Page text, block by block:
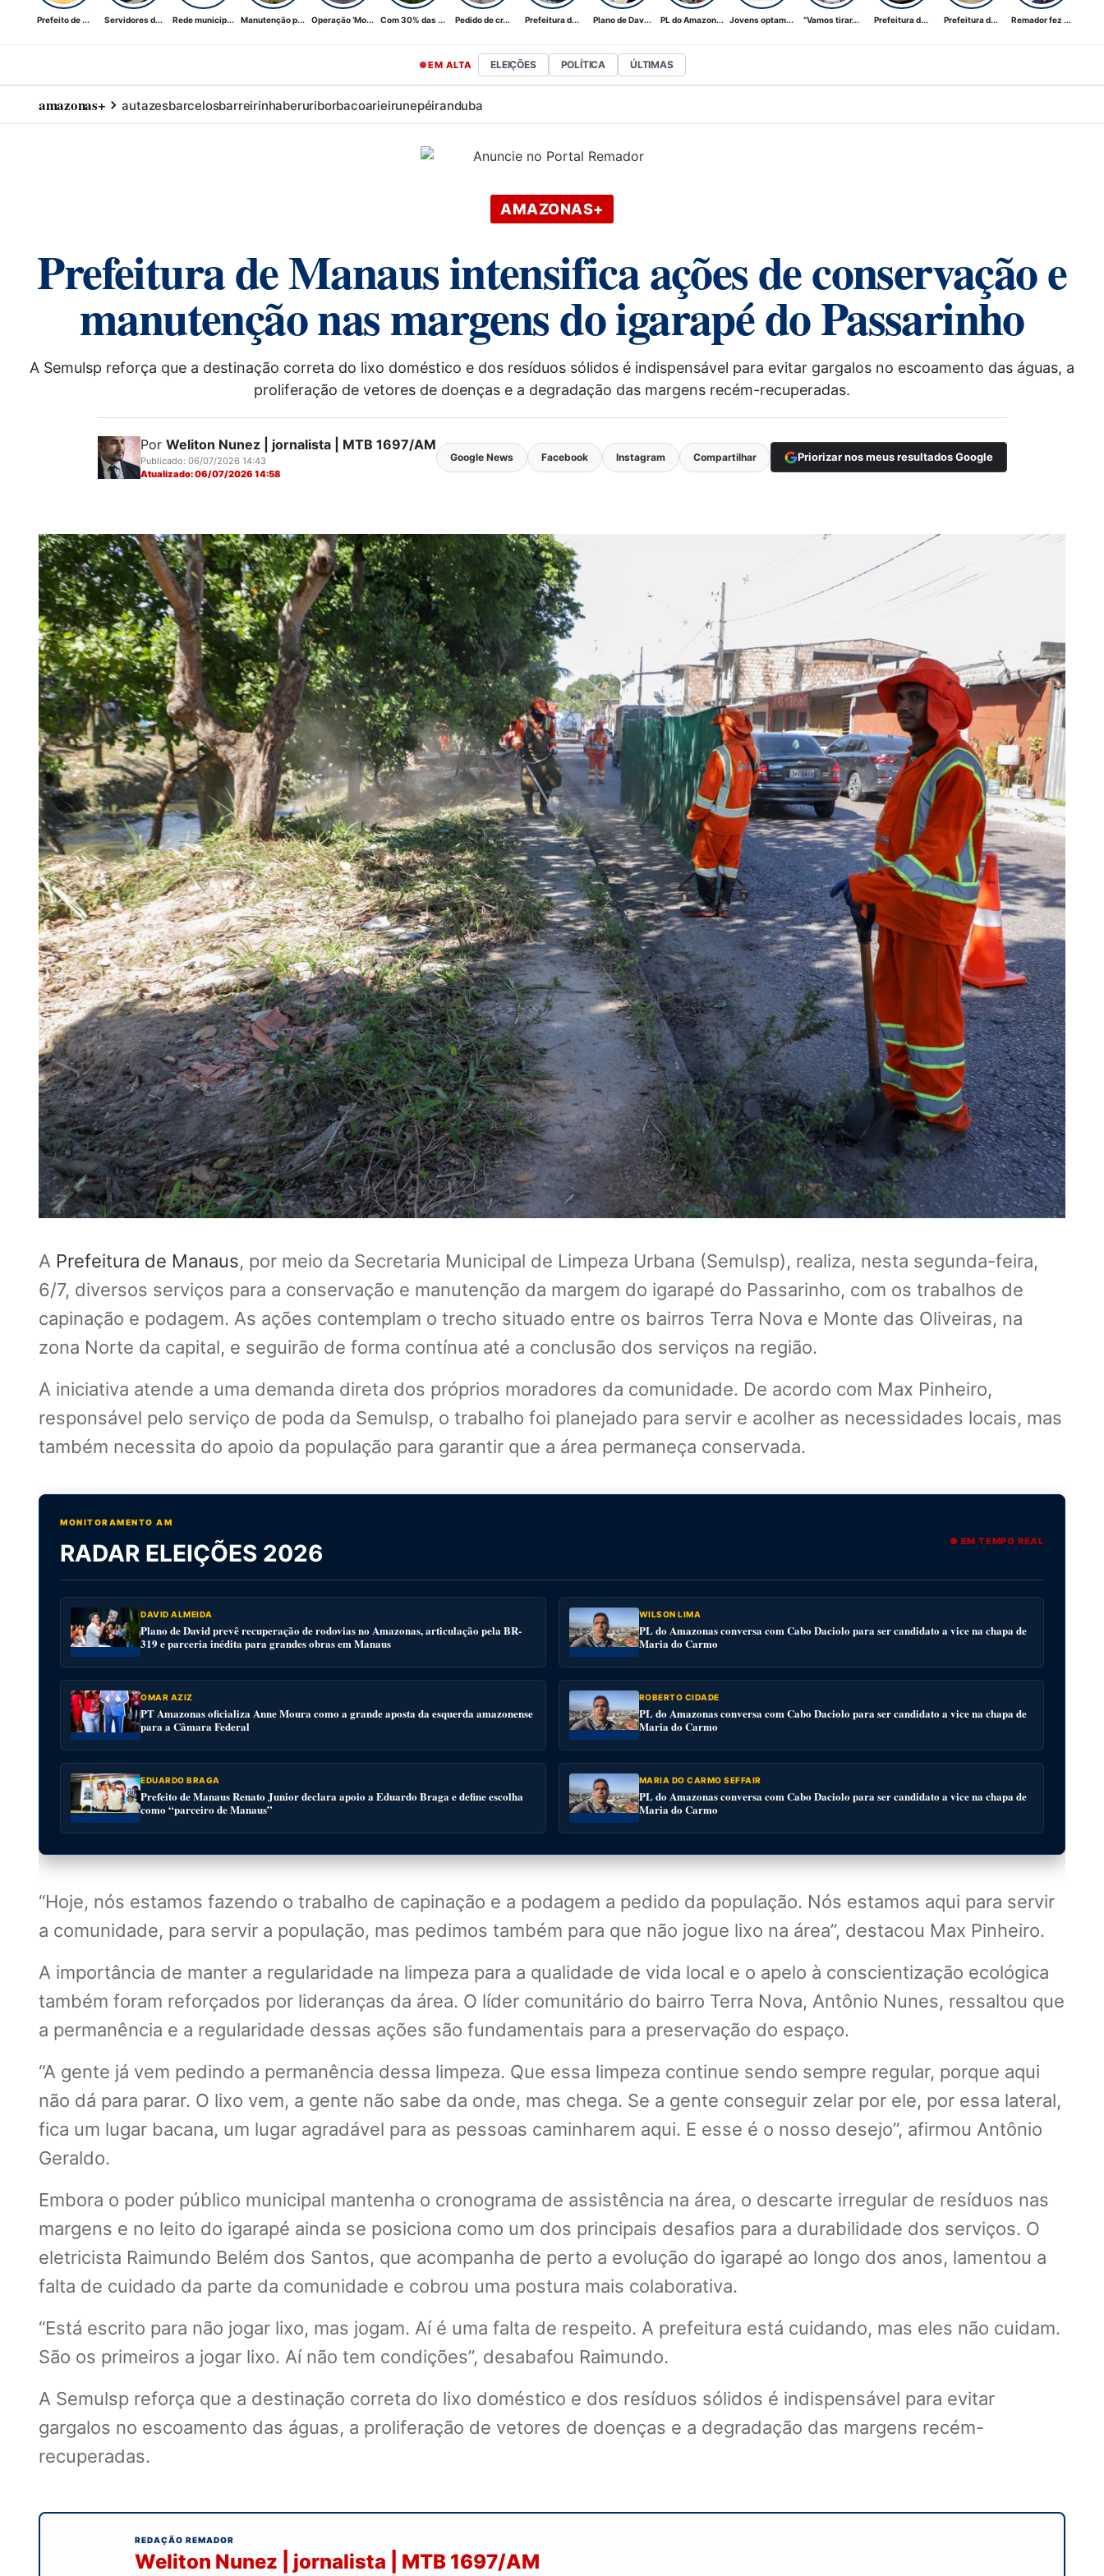
Prefeito de ... Servidores d... Rede municip... Manutenção p... Operação ‘Mo... Com 30% das ... Pedido de cr... Prefeitura d... Plano de Dav... PL do Amazon... Jovens optam... “Vamos tirar... Prefeitura d... Prefeitura d... Remador fez ...
EM ALTA ELEIÇÕES POLÍTICA ÚLTIMAS
amazonas+ autazesbarcelosbarreirinhaberuriborbacoarieirunepéiranduba
AMAZONAS+
Prefeitura de Manaus intensifica ações de conservação e
manutenção nas margens do igarapé do Passarinho
A Semulsp reforça que a destinação correta do lixo doméstico e dos resíduos sólidos é indispensável para evitar gargalos no escoamento das águas, a
proliferação de vetores de doenças e a degradação das margens recém-recuperadas.
Por Weliton Nunez | jornalista | MTB 1697/AM
Publicado: 06/07/2026 14:43
Atualizado: 06/07/2026 14:58
Google News Facebook Instagram Compartilhar Priorizar nos meus resultados Google
A Prefeitura de Manaus, por meio da Secretaria Municipal de Limpeza Urbana (Semulsp), realiza, nesta segunda-feira,
6/7, diversos serviços para a conservação e manutenção da margem do igarapé do Passarinho, com os trabalhos de
capinação e podagem. As ações contemplam o trecho situado entre os bairros Terra Nova e Monte das Oliveiras, na
zona Norte da capital, e seguirão de forma contínua até a conclusão dos serviços na região.
A iniciativa atende a uma demanda direta dos próprios moradores da comunidade. De acordo com Max Pinheiro,
responsável pelo serviço de poda da Semulsp, o trabalho foi planejado para servir e acolher as necessidades locais, mas
também necessita do apoio da população para garantir que a área permaneça conservada.
MONITORAMENTO AM
RADAR ELEIÇÕES 2026 ● EM TEMPO REAL
DAVID ALMEIDA
Plano de David prevê recuperação de rodovias no Amazonas, articulação pela BR-
319 e parceria inédita para grandes obras em Manaus
WILSON LIMA
PL do Amazonas conversa com Cabo Daciolo para ser candidato a vice na chapa de
Maria do Carmo
OMAR AZIZ
PT Amazonas oficializa Anne Moura como a grande aposta da esquerda amazonense
para a Câmara Federal
ROBERTO CIDADE
PL do Amazonas conversa com Cabo Daciolo para ser candidato a vice na chapa de
Maria do Carmo
EDUARDO BRAGA
Prefeito de Manaus Renato Junior declara apoio a Eduardo Braga e define escolha
como “parceiro de Manaus”
MARIA DO CARMO SEFFAIR
PL do Amazonas conversa com Cabo Daciolo para ser candidato a vice na chapa de
Maria do Carmo
“Hoje, nós estamos fazendo o trabalho de capinação e a podagem a pedido da população. Nós estamos aqui para servir
a comunidade, para servir a população, mas pedimos também para que não jogue lixo na área”, destacou Max Pinheiro.
A importância de manter a regularidade na limpeza para a qualidade de vida local e o apelo à conscientização ecológica
também foram reforçados por lideranças da área. O líder comunitário do bairro Terra Nova, Antônio Nunes, ressaltou que
a permanência e a regularidade dessas ações são fundamentais para a preservação do espaço.
“A gente já vem pedindo a permanência dessa limpeza. Que essa limpeza continue sendo sempre regular, porque aqui
não dá para parar. O lixo vem, a gente não sabe da onde, mas chega. Se a gente conseguir zelar por ele, por essa lateral,
fica um lugar bacana, um lugar agradável para as pessoas caminharem aqui. E esse é o nosso desejo”, afirmou Antônio
Geraldo.
Embora o poder público municipal mantenha o cronograma de assistência na área, o descarte irregular de resíduos nas
margens e no leito do igarapé ainda se posiciona como um dos principais desafios para a durabilidade dos serviços. O
eletricista Raimundo Belém dos Santos, que acompanha de perto a evolução do igarapé ao longo dos anos, lamentou a
falta de cuidado da parte da comunidade e cobrou uma postura mais colaborativa.
“Está escrito para não jogar lixo, mas jogam. Aí é uma falta de respeito. A prefeitura está cuidando, mas eles não cuidam.
São os primeiros a jogar lixo. Aí não tem condições”, desabafou Raimundo.
A Semulsp reforça que a destinação correta do lixo doméstico e dos resíduos sólidos é indispensável para evitar
gargalos no escoamento das águas, a proliferação de vetores de doenças e a degradação das margens recém-
recuperadas.
REDAÇÃO REMADOR
Weliton Nunez | jornalista | MTB 1697/AM